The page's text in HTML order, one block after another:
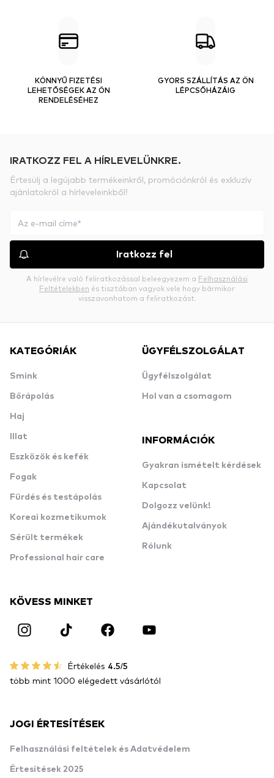
KÖNNYŰ FIZETÉSI
LEHETŐSÉGEK AZ ÖN
RENDELÉSÉHEZ
GYORS SZÁLLÍTÁS AZ ÖN
LÉPCSŐHÁZÁIG
IRATKOZZ FEL A HÍRLEVELÜNKRE.
Értesülj a legújabb termékeinkről, promóciónkról és exkluzív
ajánlatokról a hírleveleinkből!
Iratkozz fel
A hírlevélre való feliratkozással beleegyezem a Felhasználási
Feltételekben és tisztában vagyok vele hogy bármikor
visszavonhatom a feliratkozást.
KATEGÓRIÁK
Smink
Bőrápolás
Haj
Illat
Eszközök és kefék
Fogak
Fürdés és testápolás
Koreai kozmetikumok
Sérült termékek
Professional hair care
ÜGYFÉLSZOLGÁLAT
Ügyfélszolgálat
Hol van a csomagom
INFORMÁCIÓK
Gyakran ismételt kérdések
Kapcsolat
Dolgozz velünk!
Ajándékutalványok
Rólunk
KÖVESS MINKET
Értékelés 4.5/5
több mint 1000 elégedett vásárlótól
JOGI ÉRTESÍTÉSEK
Felhasználási feltételek és Adatvédelem
Értesítések 2025